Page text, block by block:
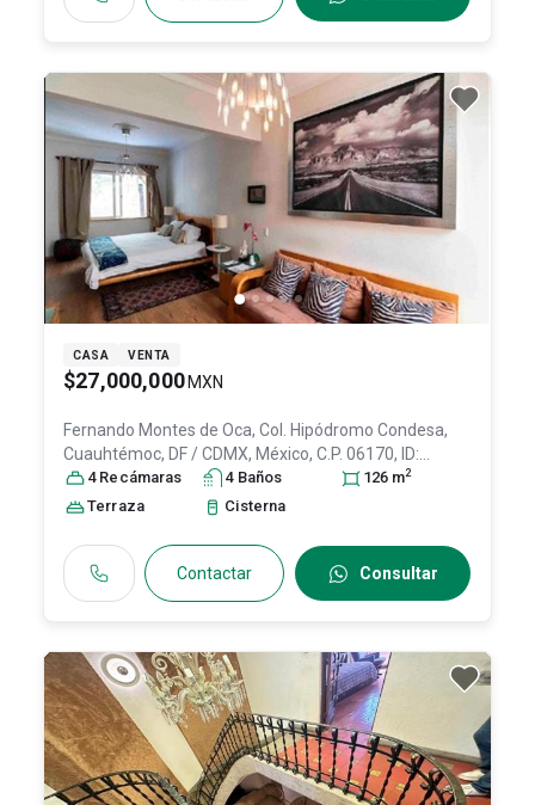
CASA VENTA
$27,000,000 MXN
Fernando Montes de Oca, Col. Hipódromo Condesa,
Cuauhtémoc, DF / CDMX, México, C.P. 06170, ID:
28294933
4 Recámaras 4 Baños 126 m2
Terraza Cisterna
Contactar Consultar